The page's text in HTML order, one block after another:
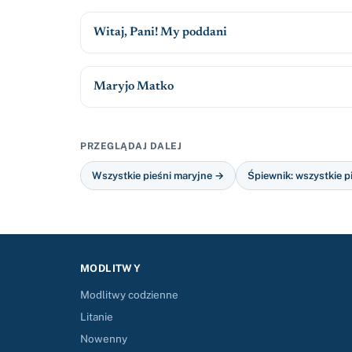
Witaj, Pani! My poddani
Maryjo Matko
PRZEGLĄDAJ DALEJ
Wszystkie pieśni maryjne → Śpiewnik: wszystkie
MODLITWY
Modlitwy codzienne
Litanie
Nowenny